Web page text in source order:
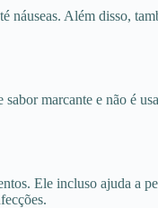
Além disso,
marcante e não é
Ele incluso ajuda a